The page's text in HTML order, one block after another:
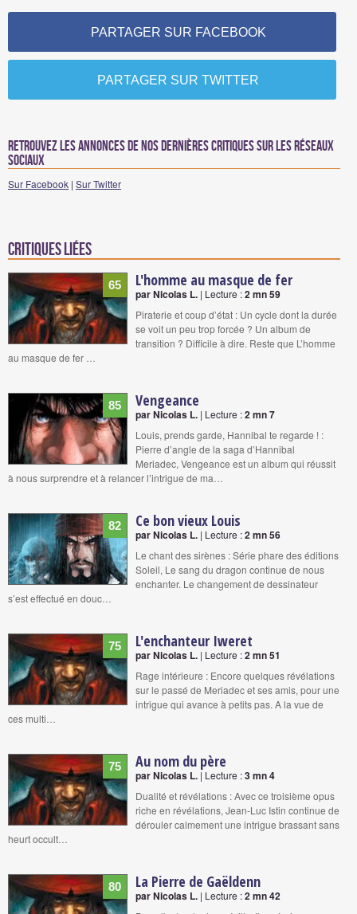
PARTAGER SUR FACEBOOK
PARTAGER SUR TWITTER
Retrouvez les annonces de nos dernières critiques sur les réseaux
sociaux
Sur Facebook | Sur Twitter
Critiques liées
65 L'homme au masque de fer
par Nicolas L. | Lecture :2 mn 59
Piraterie et coup d’état : Un cycle dont la durée
se voit un peu trop forcée ? Un album de
transition ? Difficile à dire. Reste que L’homme
au masque de fer …
85 Vengeance
par Nicolas L. | Lecture :2 mn 7
Louis, prends garde, Hannibal te regarde ! :
Pierre d’angle de la saga d’Hannibal
Meriadec, Vengeance est un album qui réussit
à nous surprendre et à relancer l’intrigue de ma…
82 Ce bon vieux Louis
par Nicolas L. | Lecture :2 mn 56
Le chant des sirènes : Série phare des éditions
Soleil, Le sang du dragon continue de nous
enchanter. Le changement de dessinateur
s’est effectué en douc…
75 L'enchanteur Iweret
par Nicolas L. | Lecture :2 mn 51
Rage intérieure : Encore quelques révélations
sur le passé de Meriadec et ses amis, pour une
intrigue qui avance à petits pas. A la vue de
ces multi…
75 Au nom du père
par Nicolas L. | Lecture :3 mn 4
Dualité et révélations : Avec ce troisième opus
riche en révélations, Jean-Luc Istin continue de
dérouler calmement une intrigue brassant sans
heurt occult…
80 La Pierre de Gaëldenn
par Nicolas L. | Lecture :2 mn 42